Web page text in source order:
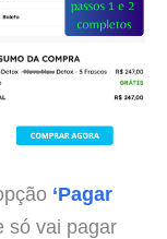
‘Pagar
só vai pagar